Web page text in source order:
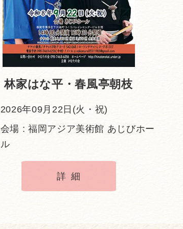
林家はな平・春風亭朝枝
2026年09月22日(火・祝)
会場 : 福岡アジア美術館 あじびホー
ル
詳細